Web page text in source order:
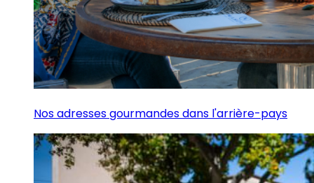
Nos adresses gourmandes dans l'arrière-pays